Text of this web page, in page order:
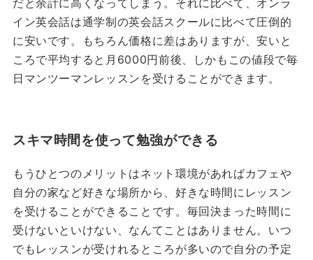
だと余計に高くなってしまう。それに比べて、オンラ
イン英会話は通学制の英会話スクールに比べて圧倒的
に安いです。もちろん価格に差はありますが、安いと
ころで平均すると月6000円前後、しかもこの値段で毎
日マンツーマンレッスンを受けることができます。
スキマ時間を使って勉強ができる
もうひとつのメリットはネット環境があればカフェや
自分の家など好きな場所から、好きな時間にレッスン
を受けることができることです。毎回決まった時間に
受けないといけない、なんてことはありません。いつ
でもレッスンが受けれるところが多いので自分の予定